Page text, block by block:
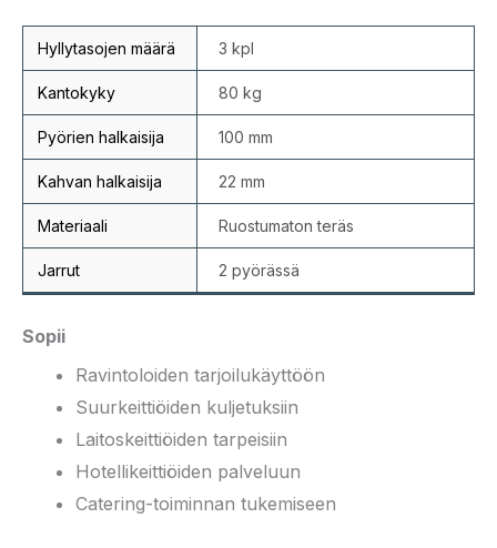
Hyllytasojen määrä 3 kpl
Kantokyky 80 kg
Pyörien halkaisija 100 mm
Kahvan halkaisija 22 mm
Materiaali Ruostumaton teräs
Jarrut 2 pyörässä
Sopii
Ravintoloiden tarjoilukäyttöön
Suurkeittiöiden kuljetuksiin
Laitoskeittiöiden tarpeisiin
Hotellikeittiöiden palveluun
Catering-toiminnan tukemiseen